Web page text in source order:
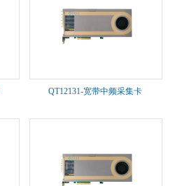
QT12131-宽带中频采集卡